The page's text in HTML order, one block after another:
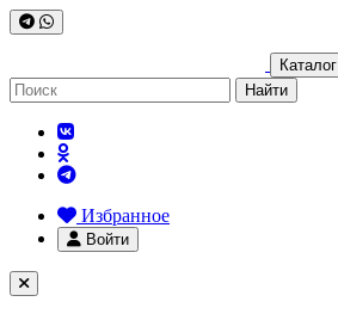
Каталог
Найти
Избранное
Войти